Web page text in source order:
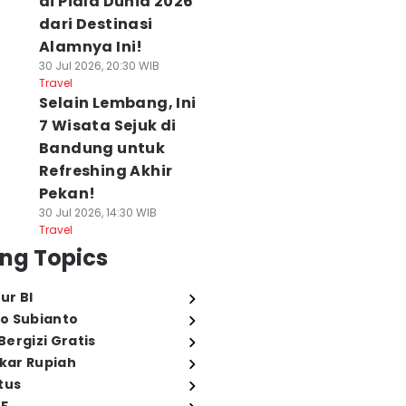
dari Destinasi
Alamnya Ini!
30 Jul 2026, 20:30 WIB
Travel
Selain Lembang, Ini
7 Wisata Sejuk di
Bandung untuk
Refreshing Akhir
Pekan!
30 Jul 2026, 14:30 WIB
Travel
Topics
BI
Subianto
Gratis
Rupiah